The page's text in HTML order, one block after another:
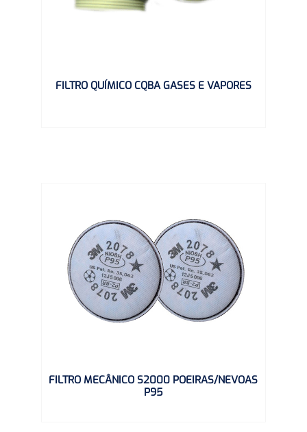
FILTRO QUÍMICO CQBA GASES E VAPORES
FILTRO MECÂNICO S2000 POEIRAS/NEVOAS
P95